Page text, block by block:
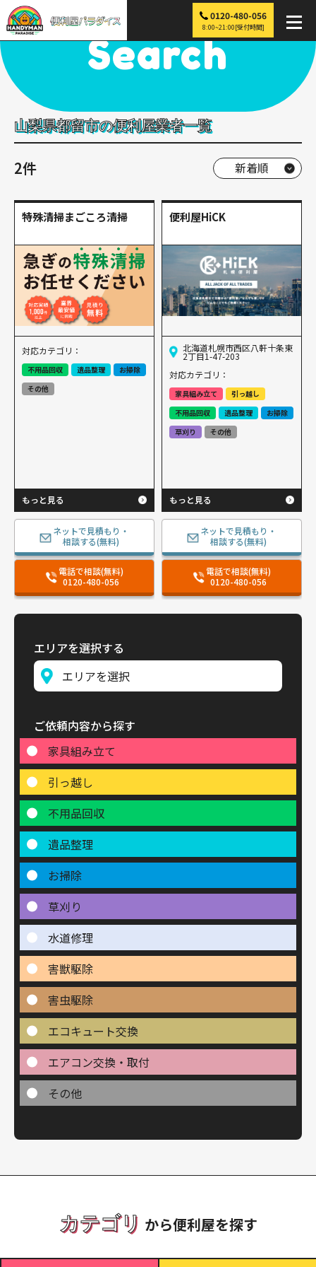
0120-480-056
8:00~21:00[受付時間]
便利屋パラダイス > 探す > 都留市
Search
山梨県都留市の便利屋業者一覧
2件
特殊清掃まごころ清掃
対応カテゴリ：
不用品回収 遺品整理
お掃除
その他
もっと見る
ネットで見積もり・
相談する(無料)
電話で相談(無料)
0120-480-056
便利屋HiCK
北海道札幌市西区八軒十条東
2丁目1-47-203
対応カテゴリ：
家具組み立て
引っ越し
不用品回収
遺品整理
お掃除
草刈り
その他
もっと見る
ネットで見積もり・
相談する(無料)
電話で相談(無料)
0120-480-056
エリアを選択する
ご依頼内容から探す
家具組み立て
引っ越し
不用品回収
遺品整理
お掃除
草刈り
水道修理
害獣駆除
害虫駆除
エコキュート交換
エアコン交換・取付
その他
カテゴリ から便利屋を探す